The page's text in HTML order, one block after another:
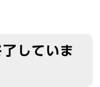
していま